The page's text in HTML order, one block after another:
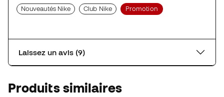
Nouveautés Nike Club Nike Promotion
Laissez un avis (9)
Produits similaires